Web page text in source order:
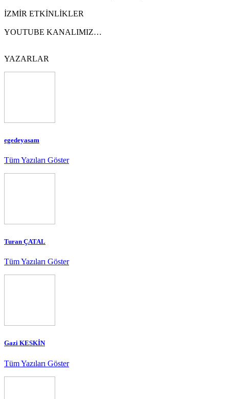
İZMİR ETKİNLİKLER
YOUTUBE KANALIMIZ…
YAZARLAR
egedeyasam
Tüm Yazıları Göster
Turan ÇATAL
Tüm Yazıları Göster
Gazi KESKİN
Tüm Yazıları Göster